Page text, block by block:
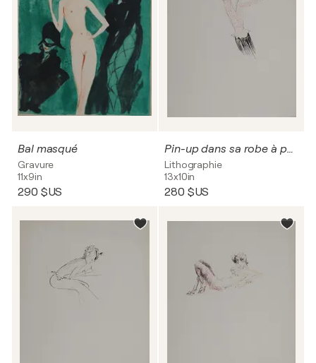
Bal masqué
Gravure
11x9in
290 $US
Pin-up dans sa robe à pois
Lithographie
13x10in
280 $US